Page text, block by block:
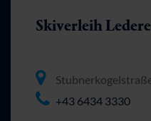
Skiverleih
+43 6434 3330